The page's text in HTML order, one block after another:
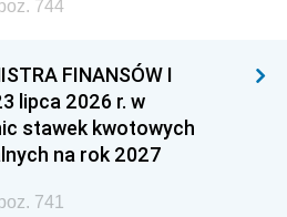
744
FINANSÓW I
lipca 2026 r. w
stawek kwotowych
na rok 2027
741